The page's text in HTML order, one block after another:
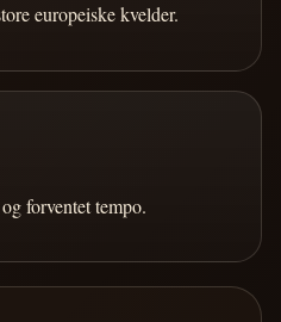
europeiske kvelder.
forventet tempo.